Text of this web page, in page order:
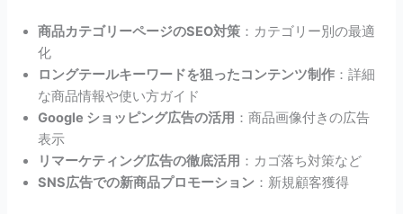
商品カテゴリーページのSEO対策 ：カテゴリー別の最適
化
ロングテールキーワードを狙ったコンテンツ制作 ：詳細
な商品情報や使い方ガイド
Google ショッピング広告の活用 ：商品画像付きの広告
表示
リマーケティング広告の徹底活用 ：カゴ落ち対策など
SNS広告での新商品プロモーション ：新規顧客獲得